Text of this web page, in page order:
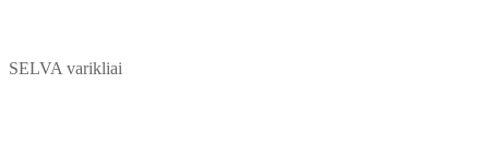
SELVA varikliai